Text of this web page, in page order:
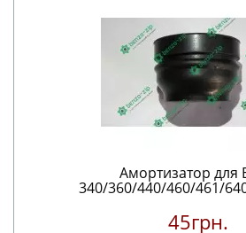
Амортизатор для
340/360/440/460/461/
45грн.